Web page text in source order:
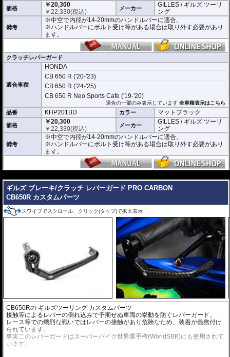
価格
￥20,300
￥22,330(税込) メーカー
GILLES / ギルズ ツーリ
ング
備考
※中空で内径が14-20mmのハンドルバーに適合。
※ハンドルバーにボルト受け等がある場合は取り外す必要があり
ます。
クラッチレバーガード
適合車種
HONDA
CB 650 R ('20-'23)
CB 650 R ('24-'25)
CB 650 R Neo Sports Cafe ('19-'20)
適合の一部のみ表示しています全車種表示はこちら
品番 KHP201BD カラー マットブラック
価格
￥20,300
￥22,330(税込) メーカー
GILLES / ギルズ ツーリ
ング
備考
※中空で内径が14-20mmのハンドルバーに適合。
※ハンドルバーにボルト受け等がある場合は取り外す必要があり
ます。
ギルズ ブレーキ/クラッチ レバーガード PRO CARBON
CB650R カスタムパーツ
スワイプでスクロール、クリック(タップ)で拡大表示
CB650Rの ギルズツーリング カスタムパーツ
接触等によるレバーの倒れ込みで予期せぬ車両の挙動を防ぐレバーガード。
レース等での熾烈な戦いではレバーの接触があり危険なため、装着が義務付け
られています。
事実このレバーガードはスーパーバイク世界選手権(WorldSBK)にも使用されて
います。